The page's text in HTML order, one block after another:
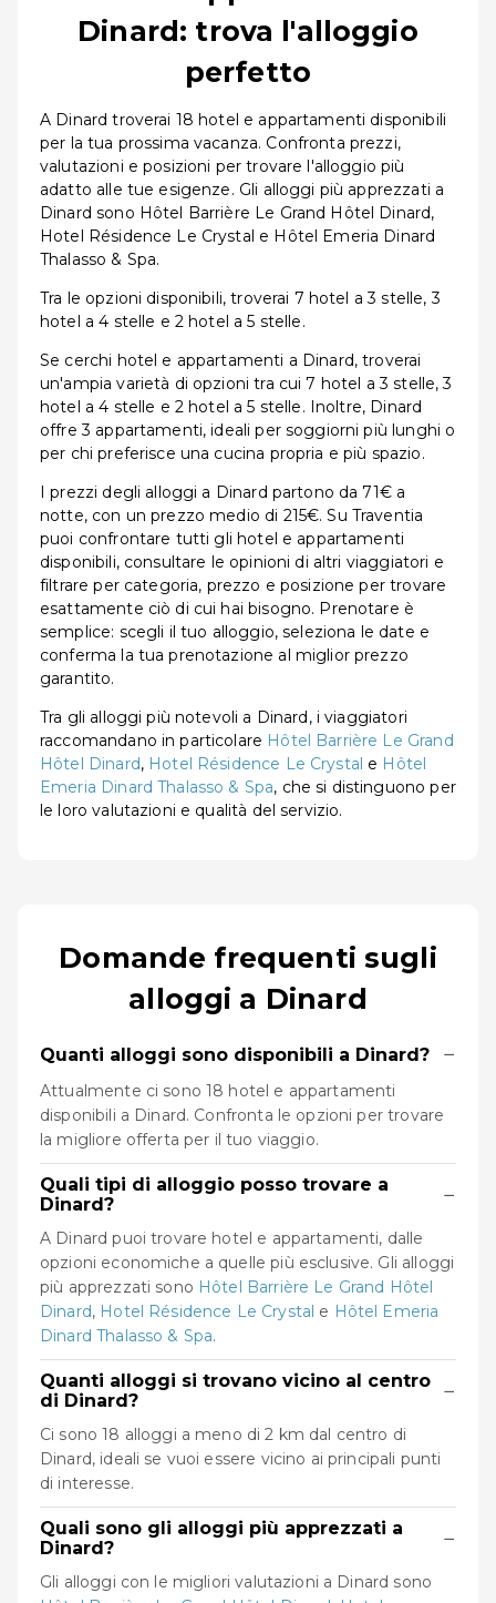
Dinard: trova l'alloggio
perfetto
A Dinard troverai 18 hotel e appartamenti disponibili
per la tua prossima vacanza. Confronta prezzi,
valutazioni e posizioni per trovare l'alloggio più
adatto alle tue esigenze. Gli alloggi più apprezzati a
Dinard sono Hôtel Barrière Le Grand Hôtel Dinard,
Hotel Résidence Le Crystal e Hôtel Emeria Dinard
Thalasso & Spa.
Tra le opzioni disponibili, troverai 7 hotel a 3 stelle, 3
hotel a 4 stelle e 2 hotel a 5 stelle.
Se cerchi hotel e appartamenti a Dinard, troverai
un'ampia varietà di opzioni tra cui 7 hotel a 3 stelle, 3
hotel a 4 stelle e 2 hotel a 5 stelle. Inoltre, Dinard
offre 3 appartamenti, ideali per soggiorni più lunghi o
per chi preferisce una cucina propria e più spazio.
I prezzi degli alloggi a Dinard partono da 71€ a
notte, con un prezzo medio di 215€. Su Traventia
puoi confrontare tutti gli hotel e appartamenti
disponibili, consultare le opinioni di altri viaggiatori e
filtrare per categoria, prezzo e posizione per trovare
esattamente ciò di cui hai bisogno. Prenotare è
semplice: scegli il tuo alloggio, seleziona le date e
conferma la tua prenotazione al miglior prezzo
garantito.
Tra gli alloggi più notevoli a Dinard, i viaggiatori
raccomandano in particolare Hôtel Barrière Le Grand
Hôtel Dinard, Hotel Résidence Le Crystal e Hôtel
Emeria Dinard Thalasso & Spa, che si distinguono per
le loro valutazioni e qualità del servizio.
Domande frequenti sugli
alloggi a Dinard
Quanti alloggi sono disponibili a Dinard? −
Attualmente ci sono 18 hotel e appartamenti
disponibili a Dinard. Confronta le opzioni per trovare
la migliore offerta per il tuo viaggio.
Quali tipi di alloggio posso trovare a
Dinard?
−
A Dinard puoi trovare hotel e appartamenti, dalle
opzioni economiche a quelle più esclusive. Gli alloggi
più apprezzati sono Hôtel Barrière Le Grand Hôtel
Dinard, Hotel Résidence Le Crystal e Hôtel Emeria
Dinard Thalasso & Spa.
Quanti alloggi si trovano vicino al centro
di Dinard?
−
Ci sono 18 alloggi a meno di 2 km dal centro di
Dinard, ideali se vuoi essere vicino ai principali punti
di interesse.
Quali sono gli alloggi più apprezzati a
Dinard?
−
Gli alloggi con le migliori valutazioni a Dinard sono